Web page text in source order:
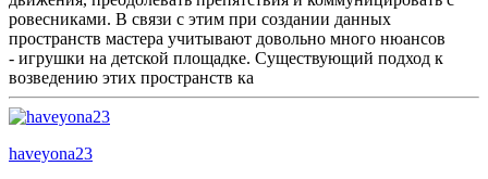
ровесниками. В связи с этим при создании данных
пространств мастера учитывают довольно много нюансов
- игрушки на детской площадке. Существующий подход к
возведению этих пространств ка
haveyona23